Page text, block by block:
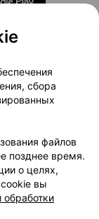
маркетинг
сбора
файлов
позднее время.
о целях,
вы
обработки